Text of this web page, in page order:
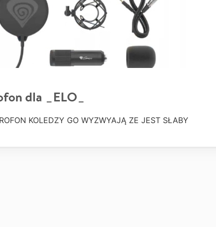
dla _ELO_
KOLEDZY GO WYZWYAJĄ ZE JEST SŁABY